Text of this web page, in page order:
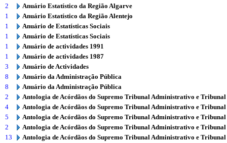
2
Anuário Estatístico da Região Algarve
1
Anuário Estatístico da Região Alentejo
1
Anuário de Estatísticas Sociais
1
Anuário de Estatísticas Sociais
1
Anuário de actividades 1991
1
Anuário de actividades 1987
3
Anuário de Actividades
8
Anuário da Administração Pública
8
Anuário da Administração Pública
2
Antologia de Acórdãos do Supremo Tribunal Administrativo e
4
Antologia de Acórdãos do Supremo Tribunal Administrativo e
5
Antologia de Acórdãos do Supremo Tribunal Administrativo e
2
Antologia de Acórdãos do Supremo Tribunal Administrativo e
13
Antologia de Acórdãos do Supremo Tribunal Administrativo e